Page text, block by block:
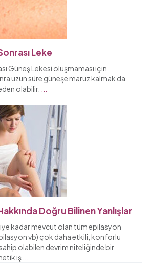
Leke
Güneş Lekesi oluşmaması için
uzun süre güneşe maruz kalmak da
olabilir.
Doğru Bilinen Yanlışlar
kadar mevcut olan tüm epilasyon
vb) çok daha etkili, konforlu
olabilen devrim niteliğinde bir
iş